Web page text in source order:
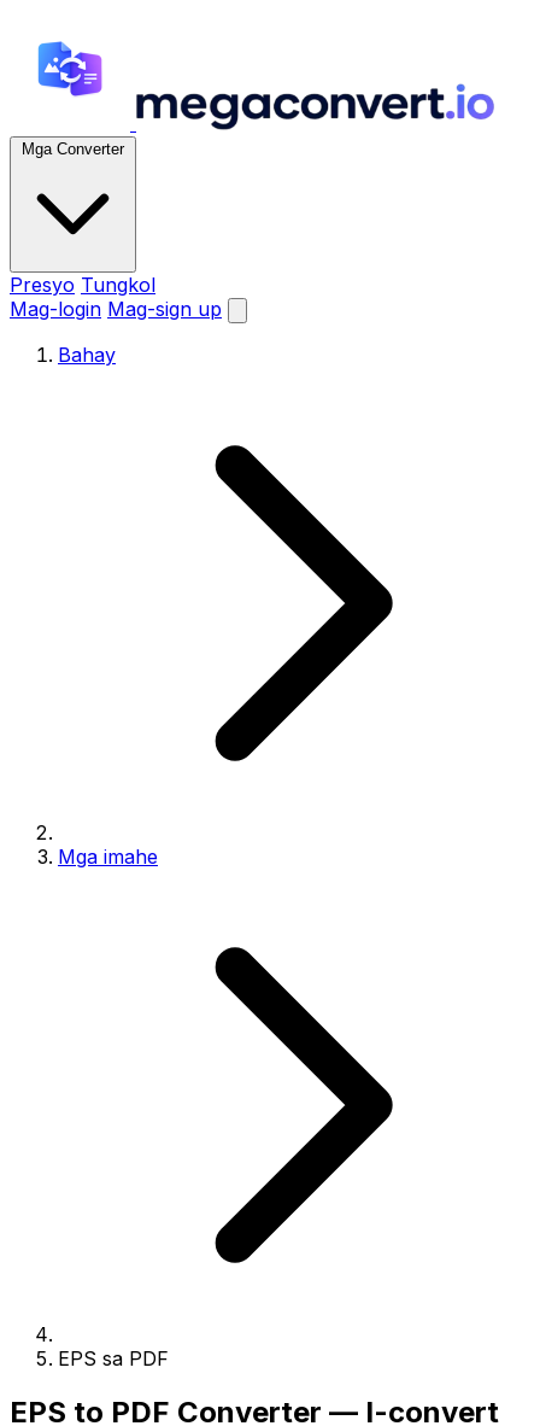
Mga Converter
Presyo Tungkol
Mag-login Mag-sign up
Bahay
Mga imahe
EPS sa PDF
EPS to PDF Converter — I-convert